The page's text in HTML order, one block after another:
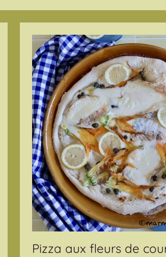
Pizza aux fleurs de